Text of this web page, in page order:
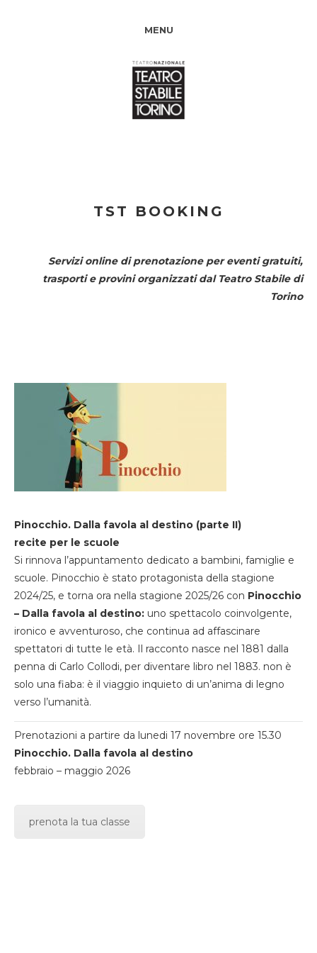
MENU
TST BOOKING
Servizi online di prenotazione per eventi gratuiti,
trasporti e provini organizzati dal Teatro Stabile di
Torino
Pinocchio. Dalla favola al destino (parte II)
recite per le scuole
Si rinnova l’appuntamento dedicato a bambini, famiglie e
scuole. Pinocchio è stato protagonista della stagione
2024/25, e torna ora nella stagione 2025/26 con Pinocchio
– Dalla favola al destino: uno spettacolo coinvolgente,
ironico e avventuroso, che continua ad affascinare
spettatori di tutte le età. Il racconto nasce nel 1881 dalla
penna di Carlo Collodi, per diventare libro nel 1883. non è
solo una fiaba: è il viaggio inquieto di un’anima di legno
verso l’umanità.
Prenotazioni a partire da lunedi 17 novembre ore 15.30
Pinocchio. Dalla favola al destino
febbraio – maggio 2026
prenota la tua classe